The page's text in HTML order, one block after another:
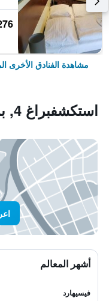
276
مشاهدة الفنادق الأخرى
استكشفبراغ 4, براغ
أشهر المعالم
فيسيهارد